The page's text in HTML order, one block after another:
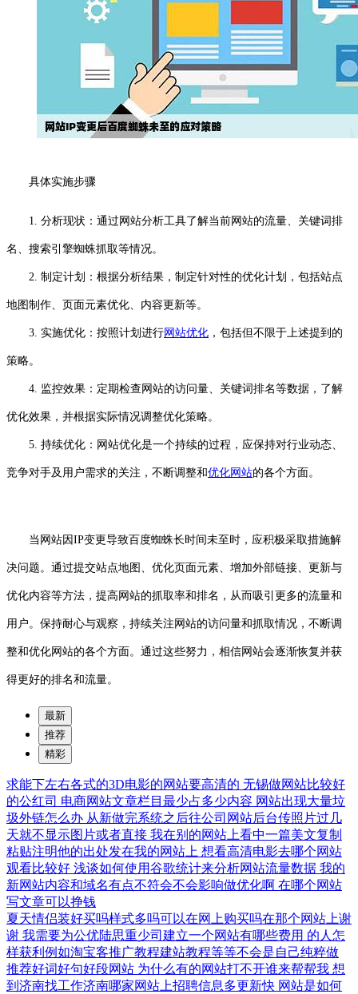
具体实施步骤
1. 分析现状：通过网站分析工具了解当前网站的流量、关键词排
名、搜索引擎蜘蛛抓取等情况。
2. 制定计划：根据分析结果，制定针对性的优化计划，包括站点
地图制作、页面元素优化、内容更新等。
3. 实施优化：按照计划进行网站优化 ，包括但不限于上述提到的
策略。
4. 监控效果：定期检查网站的访问量、关键词排名等数据，了解
优化效果，并根据实际情况调整优化策略。
5. 持续优化：网站优化是一个持续的过程，应保持对行业动态、
竞争对手及用户需求的关注，不断调整和优化网站的各个方面。
当网站因IP变更导致百度蜘蛛长时间未至时，应积极采取措施解
决问题。通过提交站点地图、优化页面元素、增加外部链接、更新与
优化内容等方法，提高网站的抓取率和排名，从而吸引更多的流量和
用户。保持耐心与观察，持续关注网站的访问量和抓取情况，不断调
整和优化网站的各个方面。通过这些努力，相信网站会逐渐恢复并获
得更好的排名和流量。
最新
推荐
精彩
求能下左右各式的3D电影的网站要高清的 无锡做网站比较好
的公红司 电商网站文章栏目最少占多少内容 网站出现大量垃
圾外链怎么办 从新做完系统之后往公司网站后台传照片过几
天就不显示图片或者直接 我在别的网站上看中一篇美文复制
粘贴注明他的出处发在我的网站上 想看高清电影去哪个网站
观看比较好 浅谈如何使用谷歌统计来分析网站流量数据 我的
新网站内容和域名有点不符会不会影响做优化啊 在哪个网站
写文章可以挣钱
夏天情侣装好买吗样式多吗可以在网上购买吗在那个网站上谢
谢 我需要为公优陆思重少司建立一个网站有哪些费用 的人怎
样获利例如淘宝客推广教程建站教程等等不会是自己纯粹做
推荐好词好句好段网站 为什么有的网站打不开谁来帮帮我 想
到济南找工作济南哪家网站上招聘信息多更新快 网站是如何